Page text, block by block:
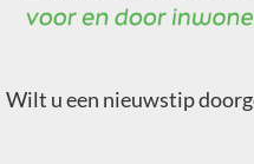
Wilt u een nieuwstip